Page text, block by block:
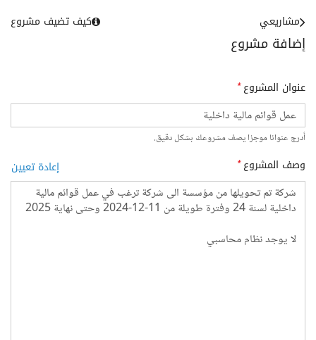
إضافة مشروع
مشاريعي كيف تضيف مشروع
عنوان المشروع*
أدرج عنوانا موجزا يصف مشروعك بشكل دقيق.
وصف المشروع* إعادة تعيين